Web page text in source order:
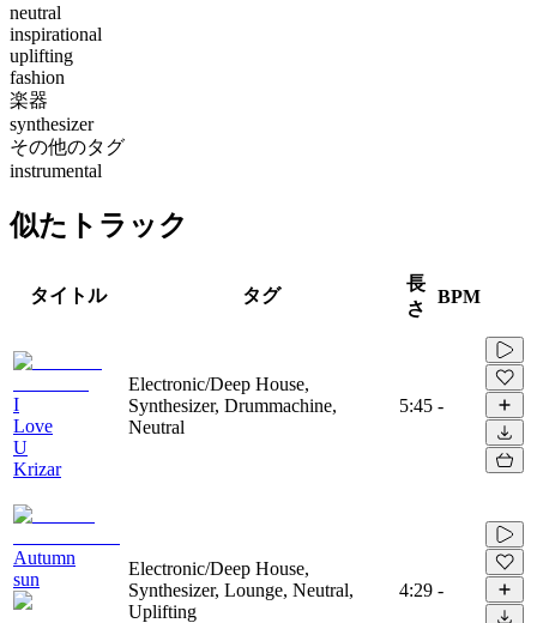
neutral
inspirational
uplifting
fashion
楽器
synthesizer
その他のタグ
instrumental
似たトラック
タイトル タグ
長
さ
BPM
I
Love
U
Krizar
Electronic/Deep House,
Synthesizer, Drummachine,
Neutral
5:45 -
Autumn
sun
Electronic/Deep House,
Synthesizer, Lounge, Neutral,
Uplifting
4:29 -